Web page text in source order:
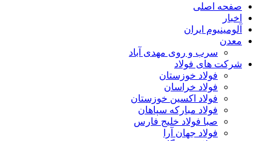
صفحه اصلی
اخبار
آلومینیوم ایران
معدن
سرب و روی مهدی آباد
شرکت های فولاد
فولاد خوزستان
فولاد خراسان
فولاد اکسین خوزستان
فولاد مبارکه سپاهان
صبا فولاد خلیج فارس
فولاد جهان آرا